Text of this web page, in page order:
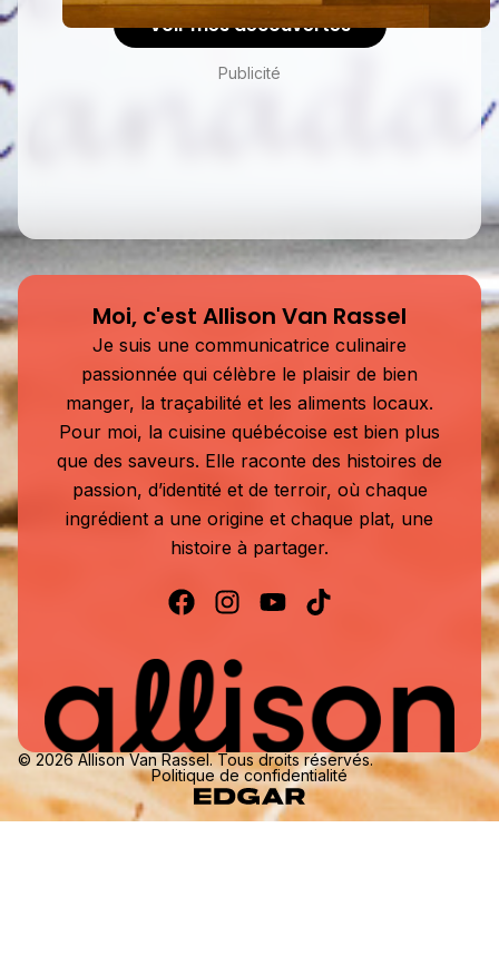
Voir mes découvertes
Publicité
Moi, c'est Allison Van Rassel
Je suis une communicatrice culinaire
passionnée qui célèbre le plaisir de bien
manger, la traçabilité et les aliments locaux.
Pour moi, la cuisine québécoise est bien plus
que des saveurs. Elle raconte des histoires de
passion, d’identité et de terroir, où chaque
ingrédient a une origine et chaque plat, une
histoire à partager.
© 2026 Allison Van Rassel. Tous droits réservés.
Politique de confidentialité